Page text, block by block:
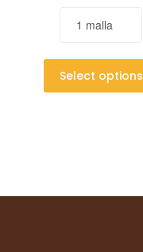
Select options